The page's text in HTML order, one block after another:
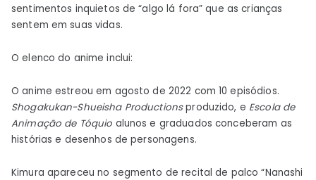
sentimentos inquietos de “algo lá fora” que as crianças
sentem em suas vidas.
O elenco do anime inclui:
O anime estreou em agosto de 2022 com 10 episódios.
Shogakukan-Shueisha Productionsproduzido, e Escola de
Animação de Tóquio alunos e graduados conceberam as
histórias e desenhos de personagens.
Kimura apareceu no segmento de recital de palco “Nanashi